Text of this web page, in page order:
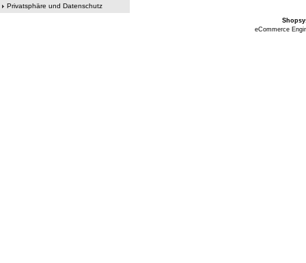
Privatsphäre und Datenschutz
eCommerce